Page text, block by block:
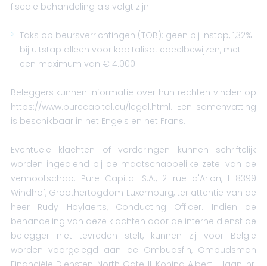
fiscale behandeling als volgt zijn:
Taks op beursverrichtingen (TOB): geen bij instap, 1,32%
bij uitstap alleen voor kapitalisatiedeelbewijzen, met
een maximum van € 4.000
Beleggers kunnen informatie over hun rechten vinden op
https://www.purecapital.eu/legal.html. Een samenvatting
is beschikbaar in het Engels en het Frans.
Eventuele klachten of vorderingen kunnen schriftelijk
worden ingediend bij de maatschappelijke zetel van de
vennootschap: Pure Capital S.A., 2 rue d'Arlon, L-8399
Windhof, Groothertogdom Luxemburg, ter attentie van de
heer Rudy Hoylaerts, Conducting Officer. Indien de
behandeling van deze klachten door de interne dienst de
belegger niet tevreden stelt, kunnen zij voor België
worden voorgelegd aan de Ombudsfin, Ombudsman